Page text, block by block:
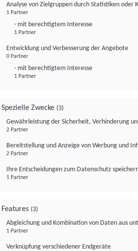
Analyse von Zielgruppen durch Statistiken oder
1 Partner
- mit berechtigtem Interesse
1 Partner
Entwicklung und Verbesserung der Angebote
0 Partner
- mit berechtigtem Interesse
1 Partner
Spezielle Zwecke (3)
Gewährleistung der Sicherheit, Verhinderung
2 Partner
Bereitstellung und Anzeige von Werbung und
2 Partner
Ihre Entscheidungen zum Datenschutz
1 Partner
Features (3)
Abgleichung und Kombination von Daten aus
1 Partner
Verknüpfung verschiedener Endgeräte